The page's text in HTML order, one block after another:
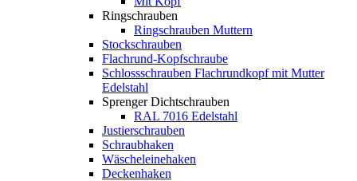
Ringschrauben
Ringschrauben Muttern
Stockschrauben
Flachrund-Kopfschraube
Schlossschrauben Flachrundkopf mit Mutter
Edelstahl
Sprenger Dichtschrauben
RAL 7016 Edelstahl
Justierschrauben
Schraubhaken
Wäscheleinehaken
Deckenhaken